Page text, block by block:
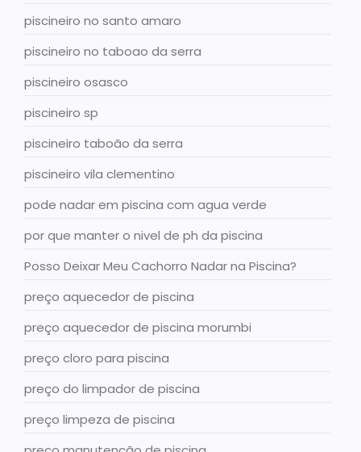
piscineiro no santo amaro
piscineiro no taboao da serra
piscineiro osasco
piscineiro sp
piscineiro taboão da serra
piscineiro vila clementino
pode nadar em piscina com agua verde
por que manter o nivel de ph da piscina
Posso Deixar Meu Cachorro Nadar na Piscina?
preço aquecedor de piscina
preço aquecedor de piscina morumbi
preço cloro para piscina
preço do limpador de piscina
preço limpeza de piscina